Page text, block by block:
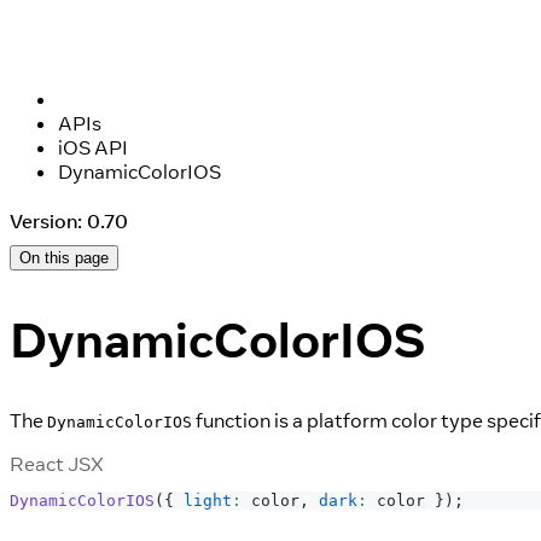
APIs
iOS API
DynamicColorIOS
Version: 0.70
On this page
DynamicColorIOS
The DynamicColorIOS function is a platform color type
React JSX
DynamicColorIOS ( { light : color , dark : color } ) ;